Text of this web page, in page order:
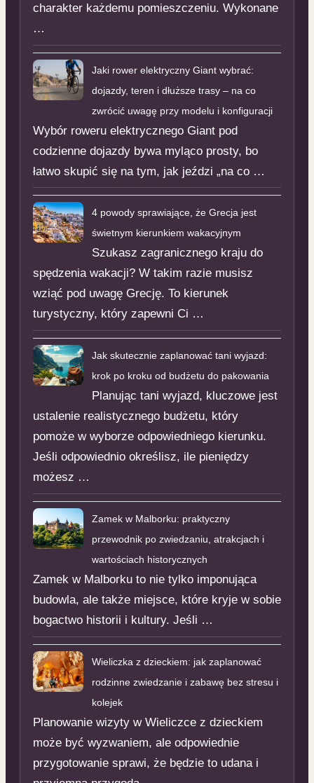
charakter każdemu pomieszczeniu. Wykonane
…
Jaki rower elektryczny Giant wybrać:
dojazdy, teren i dłuższe trasy – na co
zwrócić uwagę przy modelu i konfiguracji
Wybór roweru elektrycznego Giant pod
codzienne dojazdy bywa myląco prosty, bo
łatwo skupić się na tym, jak jeździ „na co …
4 powody sprawiające, że Grecja jest
świetnym kierunkiem wakacyjnym
Szukasz zagranicznego kraju do
spędzenia wakacji? W takim razie musisz
wziąć pod uwagę Grecję. To kierunek
turystyczny, który zapewni Ci …
Jak skutecznie zaplanować tani wyjazd:
krok po kroku od budżetu do pakowania
Planując tani wyjazd, kluczowe jest
ustalenie realistycznego budżetu, który
pomoże w wyborze odpowiedniego kierunku.
Jeśli odpowiednio określisz, ile pieniędzy
możesz …
Zamek w Malborku: praktyczny
przewodnik po zwiedzaniu, atrakcjach i
wartościach historycznych
Zamek w Malborku to nie tylko imponująca
budowla, ale także miejsce, które kryje w sobie
bogactwo historii i kultury. Jeśli …
Wieliczka z dzieckiem: jak zaplanować
rodzinne zwiedzanie i zabawę bez stresu i
kolejek
Planowanie wizyty w Wieliczce z dzieckiem
może być wyzwaniem, ale odpowiednie
przygotowanie sprawi, że będzie to udana i